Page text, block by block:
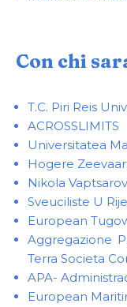
Con chi
T.C. Piri Reis
ACROSSLIMITS
Universitatea
Hogere
Nikola
Sveuciliste U
European
Aggregazione
Terra Societa
APA-
European